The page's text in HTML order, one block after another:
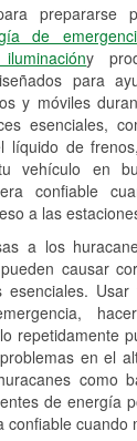
prepararse
de
y
para
y móviles
esenciales,
líquido de
vehículo en
confiable
a las
a los
causar
esenciales.
repetidamente
en el
como
de energía
confiable cuando
de
de
de
de
de pinturas
de
Supplies
Supplies
más